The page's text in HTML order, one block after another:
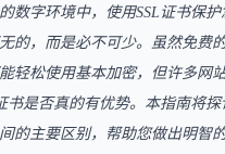
数字环境中，使用SSL证书保
的，而是必不可少。虽然免费
轻松使用基本加密，但许多网
书是否真的有优势。本指南将探
的主要区别，帮助您做出明智